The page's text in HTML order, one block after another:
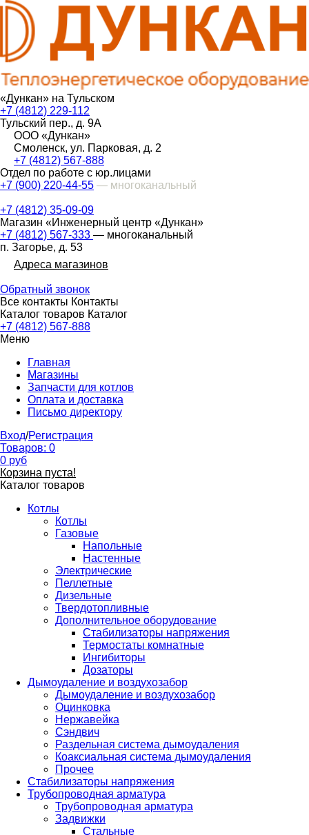
«Дункан» на Тульском
+7 (4812) 229-112
Тульский пер., д. 9А
ООО «Дункан»
Смоленск, ул. Парковая, д. 2
+7 (4812) 567-888
Отдел по работе с юр.лицами
+7 (900) 220-44-55 — многоканальный
+7 (4812) 35-09-09
Магазин «Инженерный центр «Дункан»
+7 (4812) 567-333 — многоканальный
п. Загорье, д. 53
Адреса магазинов
Обратный звонок
Все контакты Контакты
Каталог товаров Каталог
+7 (4812) 567-888
Меню
Главная
Магазины
Запчасти для котлов
Оплата и доставка
Письмо директору
Вход/Регистрация
Товаров: 0
0 руб
Корзина пуста!
Каталог товаров
Котлы
Котлы
Газовые
Напольные
Настенные
Электрические
Пеллетные
Дизельные
Твердотопливные
Дополнительное оборудование
Стабилизаторы напряжения
Термостаты комнатные
Ингибиторы
Дозаторы
Дымоудаление и воздухозабор
Дымоудаление и воздухозабор
Оцинковка
Нержавейка
Сэндвич
Раздельная система дымоудаления
Коаксиальная система дымоудаления
Прочее
Стабилизаторы напряжения
Трубопроводная арматура
Трубопроводная арматура
Задвижки
Стальные